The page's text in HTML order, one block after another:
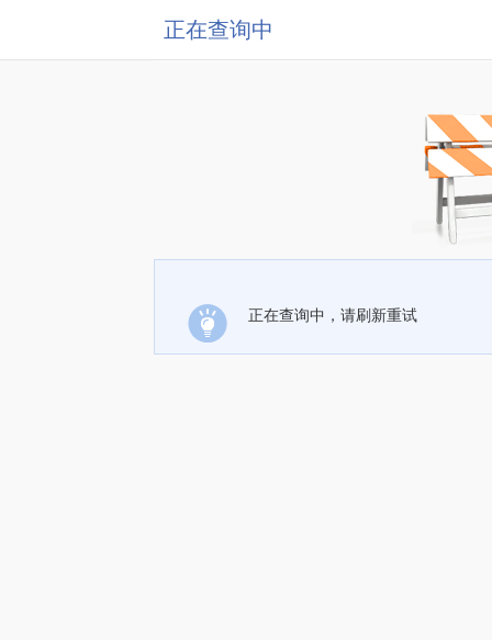
正在查询中
正在查询中，请刷新重试